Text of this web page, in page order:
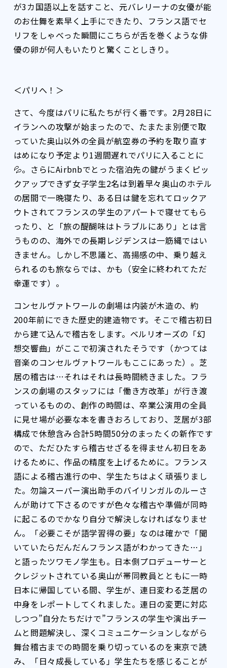
が3カ国語以上を話すこと、元バレリーナの女優が能
のお仕舞を素早く上手にできたり、フランス語でセ
リフをしゃべった瞬間にこちらが舌を巻くような俳
優の卵が何人もいたりと驚くことしきり。
＜パリへ！＞
さて、今度はパリに私たちが行く番です。2月28日に
イランへの攻撃が始まったので、たまたま別便で取
っていた奥山以外の全員が航空券の予約を取り直す
はめになり予定より1週間遅れでパリに入ることに
💦。さらにAirbnbでとった宿泊先の鍵がうまくピッ
クアップできず女子学生2名は到着早々奥山のホテル
の居間で一晩寝たり、ある日は鍵を忘れてロックア
ウトされてフランスの学生のアパートで寝せてもら
ったり、と「旅の醍醐味はトラブルにあり」とは言
うものの、海外での長期レジデンスは一筋縄ではい
きません。しかし不思議と、高揚感の中、乗り越え
られるのも旅ならでは、かも（安全に終われてただ
幸運です）。
コンセルヴァトワールの劇場は内装が木造の、約
200年前にできた歴史的建造物です。そこで稽古初日
から建て込んで稽古をします。ベルリオーズの「幻
想交響曲」がここで初演されたそうです（かつては
音楽のコンセルヴァトワールもここにあった）。芝
居の稽古は…それはそれは長時間続きました。フラ
ンスの劇場のスタッフには「働き方改革」が行き渡
っているものの、創作の時間は、卒業公演用の全員
に見せ場が必要な本を書きおろしており、芝居が3部
構成で休憩含み合計5時間50分のまったくの新作です
ので、ただひたすら稽古せざるを得ません――初日をあ
けるために、作品の精度を上げるために。フランス
語による稽古進行の中、学生たちはよく頑張りまし
た。勿論スーパー演出助手のバイリンガルのルーさ
んが助けて下さるのですが色々な稽古や準備が同時
に起こるのでかなり自分で解決しなければなりませ
ん。「必要こそが語学習得の要」なのは確かで「聞
いていたらだんだんフランス語がわかってきた…」
と語ったツワモノ学生も。日本側プロデューサーと
クレジットされている奥山が帯同教員とともに一時
日本に帰国している間、学生が、連日変わる芝居の
中身をレポートしてくれました。連日の変更に対応
しつつ”自分たちだけで”フランスの学生や演出チー
ムと問題解決し、深くコミュニケーションしながら
舞台稽古までの時間を乗り切っているのを東京で読
み、「日々成長している」学生たちを感じることが